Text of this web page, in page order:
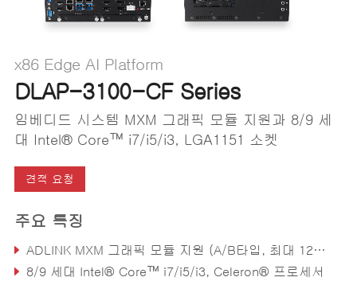
x86 Edge AI Platform
DLAP-3100-CF Series
임베디드 시스템 MXM 그래픽 모듈 지원과 8/9 세
대 Intel® Core™ i7/i5/i3, LGA1151 소켓
견적 요청
주요 특징
ADLINK MXM 그래픽 모듈 지원 (A/B타입, 최대 120W)
8/9 세대 Intel® Core™ i7/i5/i3, Celeron® 프로세서